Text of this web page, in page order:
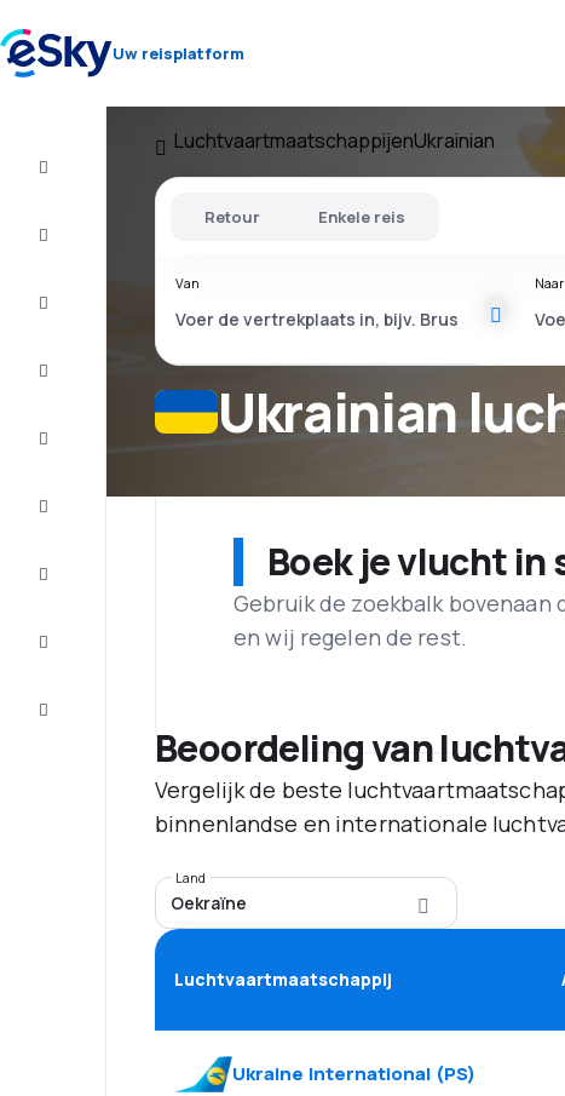
Uw reisplatform
LuchtvaartmaatschappijenUkrainian
Ukrainian
Retour Enkele reis
Van Naar
Boek je vlucht
Gebruik de zoekbalk bovenaan
en wij regelen de rest.
Beoordeling van
Vergelijk de beste
binnenlandse en internationale
Land
Oekraïne
Luchtvaartmaatschappij
Ukraine International (PS)